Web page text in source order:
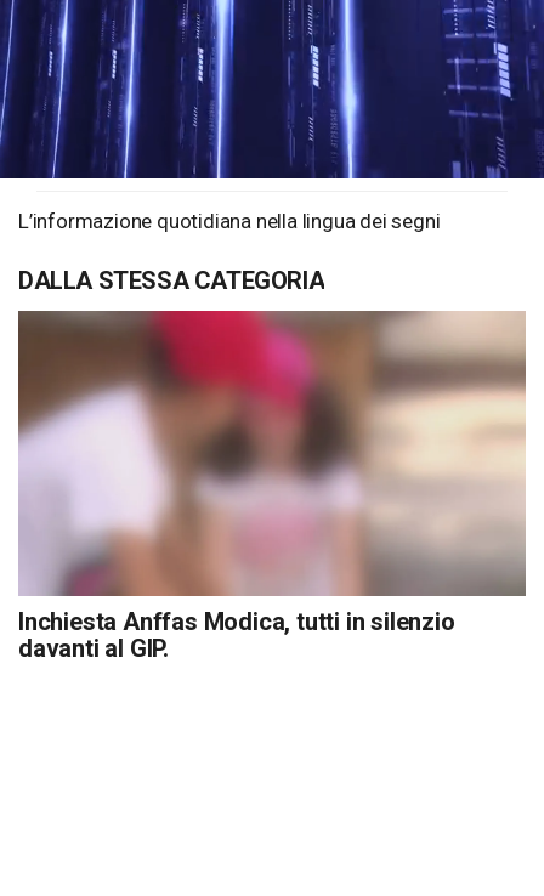
Unmute Loaded
L’informazione quotidiana nella lingua dei segni
DALLA STESSA CATEGORIA
Inchiesta Anffas Modica, tutti in silenzio
davanti al GIP.